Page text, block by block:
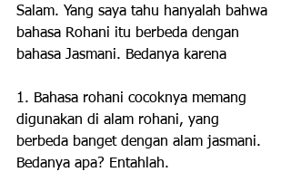
Salam. Yang saya tahu hanyalah bahwa
bahasa Rohani itu berbeda dengan
bahasa Jasmani. Bedanya karena
1. Bahasa rohani cocoknya memang
digunakan di alam rohani, yang
berbeda banget dengan alam jasmani.
Bedanya apa? Entahlah.